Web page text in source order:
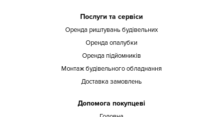
Послуги та сервіси
Оренда риштувань будівельних
Оренда опалубки
Оренда підйомників
Монтаж будівельного обладнання
Доставка замовлень
Допомога покупцеві